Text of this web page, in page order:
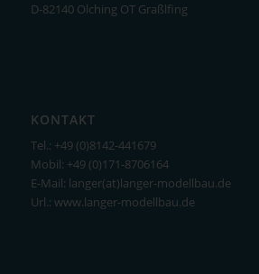
D-82140 Olching OT Graßlfing
KONTAKT
Tel.: +49 (0)8142-441679
Mobil: +49 (0)171-8706164
E-Mail: langer(at)langer-modellbau.de
Url.: www.langer-modellbau.de